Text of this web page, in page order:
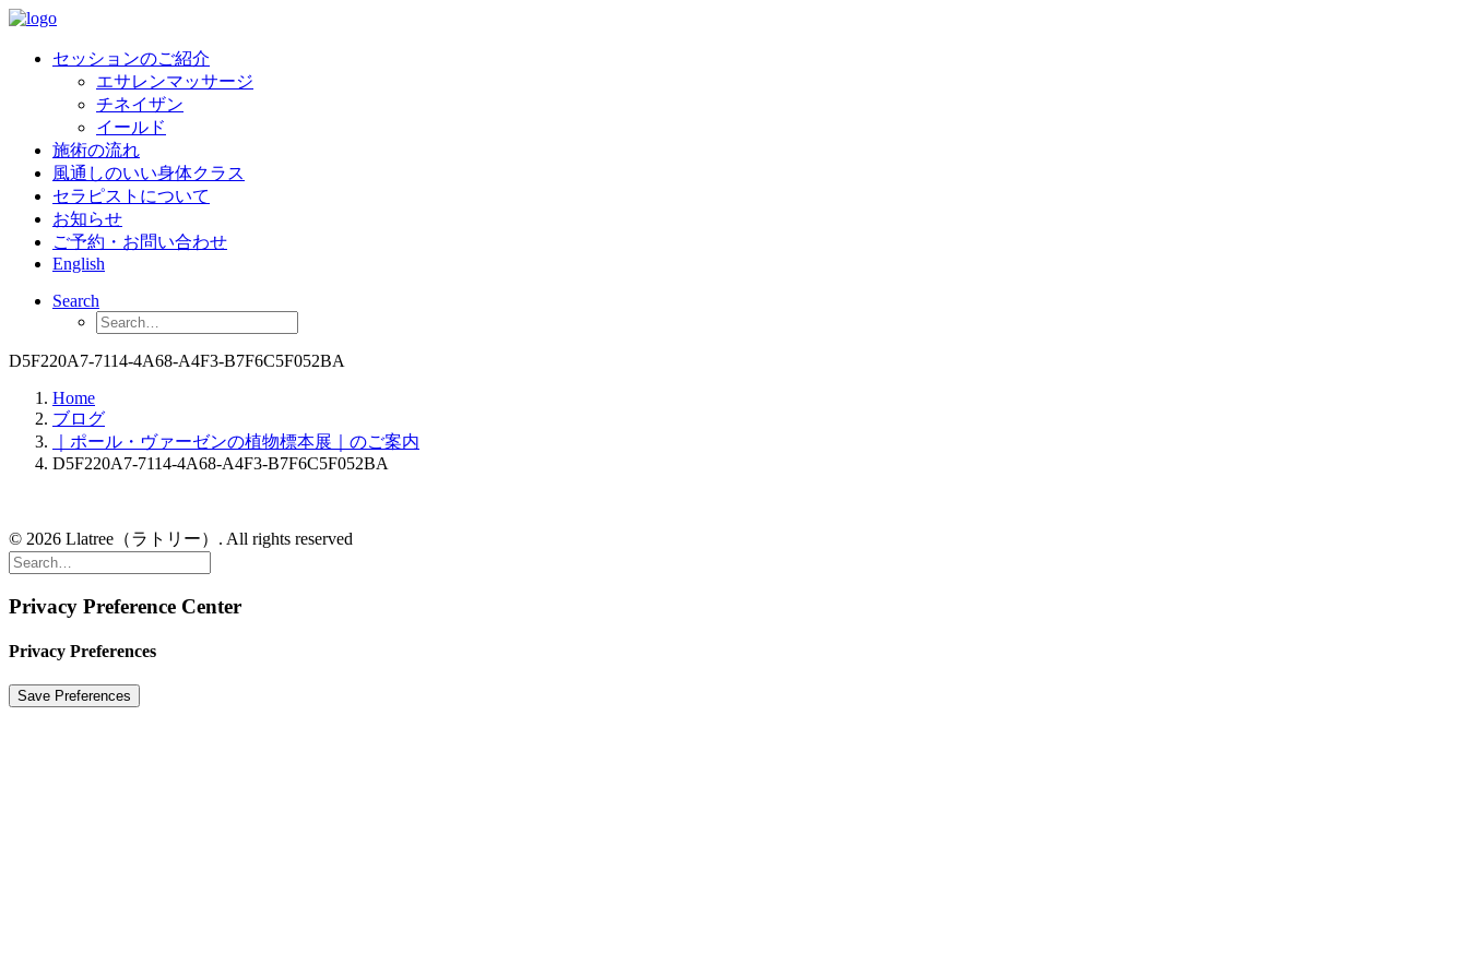
セッションのご紹介
エサレンマッサージ
チネイザン
イールド
施術の流れ
風通しのいい身体クラス
セラピストについて
お知らせ
ご予約・お問い合わせ
English
Search
D5F220A7-7114-4A68-A4F3-B7F6C5F052BA
Home
ブログ
｜ポール・ヴァーゼンの植物標本展｜のご案内
D5F220A7-7114-4A68-A4F3-B7F6C5F052BA
© 2026 Llatree（ラトリー）. All rights reserved
Privacy Preference Center
Privacy Preferences